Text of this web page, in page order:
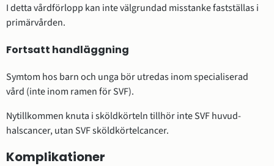
I detta vårdförlopp kan inte välgrundad misstanke fastställas i
primärvården.
Fortsatt handläggning
Symtom hos barn och unga bör utredas inom specialiserad
vård (inte inom ramen för SVF).
Nytillkommen knuta i sköldkörteln tillhör inte SVF huvud-
halscancer, utan SVF sköldkörtelcancer.
Komplikationer